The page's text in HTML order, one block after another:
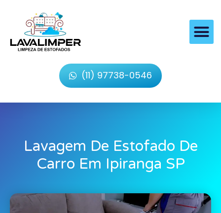
(11) 97738-0546
Lavagem De Estofado De
Carro Em Ipiranga SP